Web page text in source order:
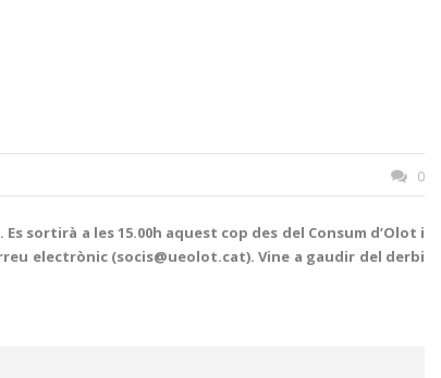
0
sortirà a les 15.00h aquest cop des del Consum d’Olot i
electrònic (socis@ueolot.cat). Vine a gaudir del derbi